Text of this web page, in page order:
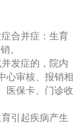
合并症： 生育
。
发症的，院内
心审核、报销相
医保卡、门诊收
引起疾病产生